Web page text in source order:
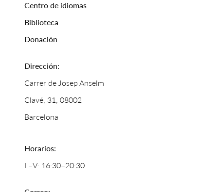
Centro de idiomas
Biblioteca
Donación
Dirección:
Carrer de Josep Anselm
Clavé, 31, 08002
Barcelona
Horarios:
L–V: 16:30–20:30